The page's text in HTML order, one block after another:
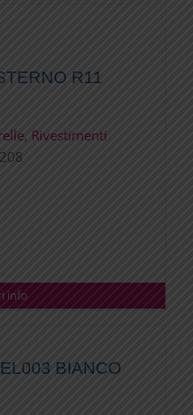
R11
, Rivestimenti
info
BIANCO